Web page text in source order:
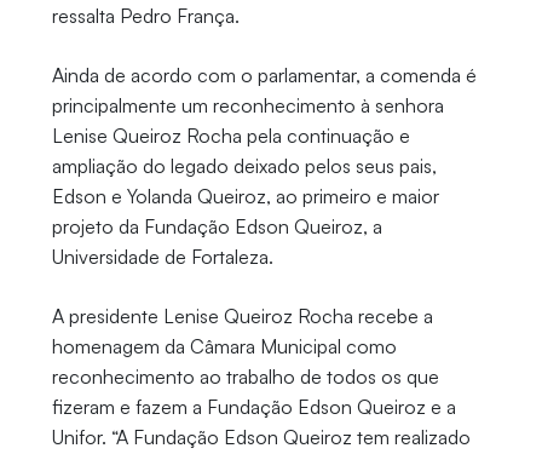
ressalta Pedro França.
Ainda de acordo com o parlamentar, a comenda é
principalmente um reconhecimento à senhora
Lenise Queiroz Rocha pela continuação e
ampliação do legado deixado pelos seus pais,
Edson e Yolanda Queiroz, ao primeiro e maior
projeto da Fundação Edson Queiroz, a
Universidade de Fortaleza.
A presidente Lenise Queiroz Rocha recebe a
homenagem da Câmara Municipal como
reconhecimento ao trabalho de todos os que
fizeram e fazem a Fundação Edson Queiroz e a
Unifor. “A Fundação Edson Queiroz tem realizado